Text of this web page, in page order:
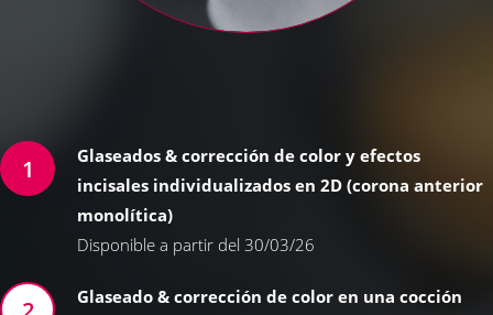
Glaseados & corrección de color y efectos
incisales individualizados en 2D (corona anterior
monolítica)
Disponible a partir del 30/03/26
Glaseado & corrección de color en una cocción